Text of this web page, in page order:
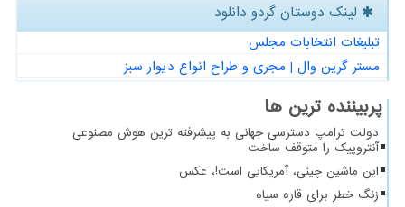
لینک دوستان گردو دانلود
تبلیغات انتخابات مجلس
مستر گرین وال | مجری و طراح انواع دیوار سبز
پربیننده ترین ها
دولت ترامپ دسترسی جهانی به پیشرفته ترین هوش مصنوعی
آنتروپیک را متوقف ساخت
این ماشین چینی، آمریکایی است!، عکس
زنگ خطر برای قاره سیاه